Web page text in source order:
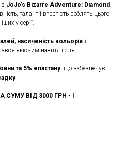
з JoJo’s Bizarre Adventure: Diamond
талант і впертість роблять цього
у серії.
насиченість кольорів і
якісним навіть після
та 5% еластану, що забезпечує
.
ВІД 3000 ГРН - І